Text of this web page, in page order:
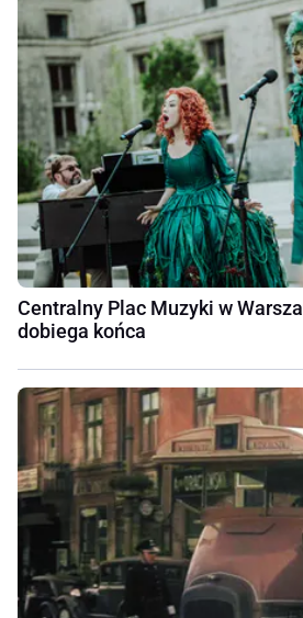
Centralny Plac Muzyki w
dobiega końca